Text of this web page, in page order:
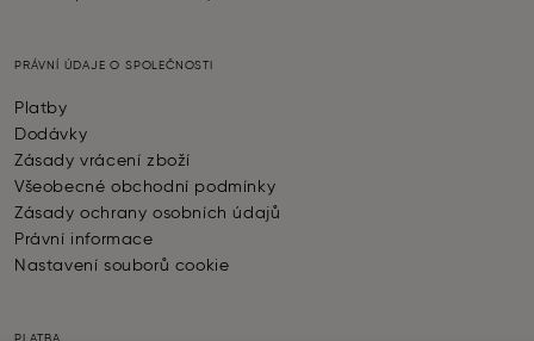
PRÁVNÍ ÚDAJE O SPOLEČNOSTI
Platby
Dodávky
Zásady vrácení zboží
Všeobecné obchodní podmínky
Zásady ochrany osobních údajů
Právní informace
Nastavení souborů cookie